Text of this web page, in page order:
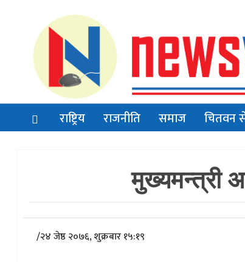
राष्ट्रिय राजनीति समाज चितवन
मुख्यमन्त्री
/२४ जेष्ठ २०७६, शुक्रबार १५:१९